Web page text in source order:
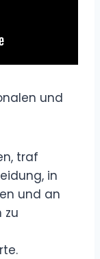
und
traf
in
und an
zu